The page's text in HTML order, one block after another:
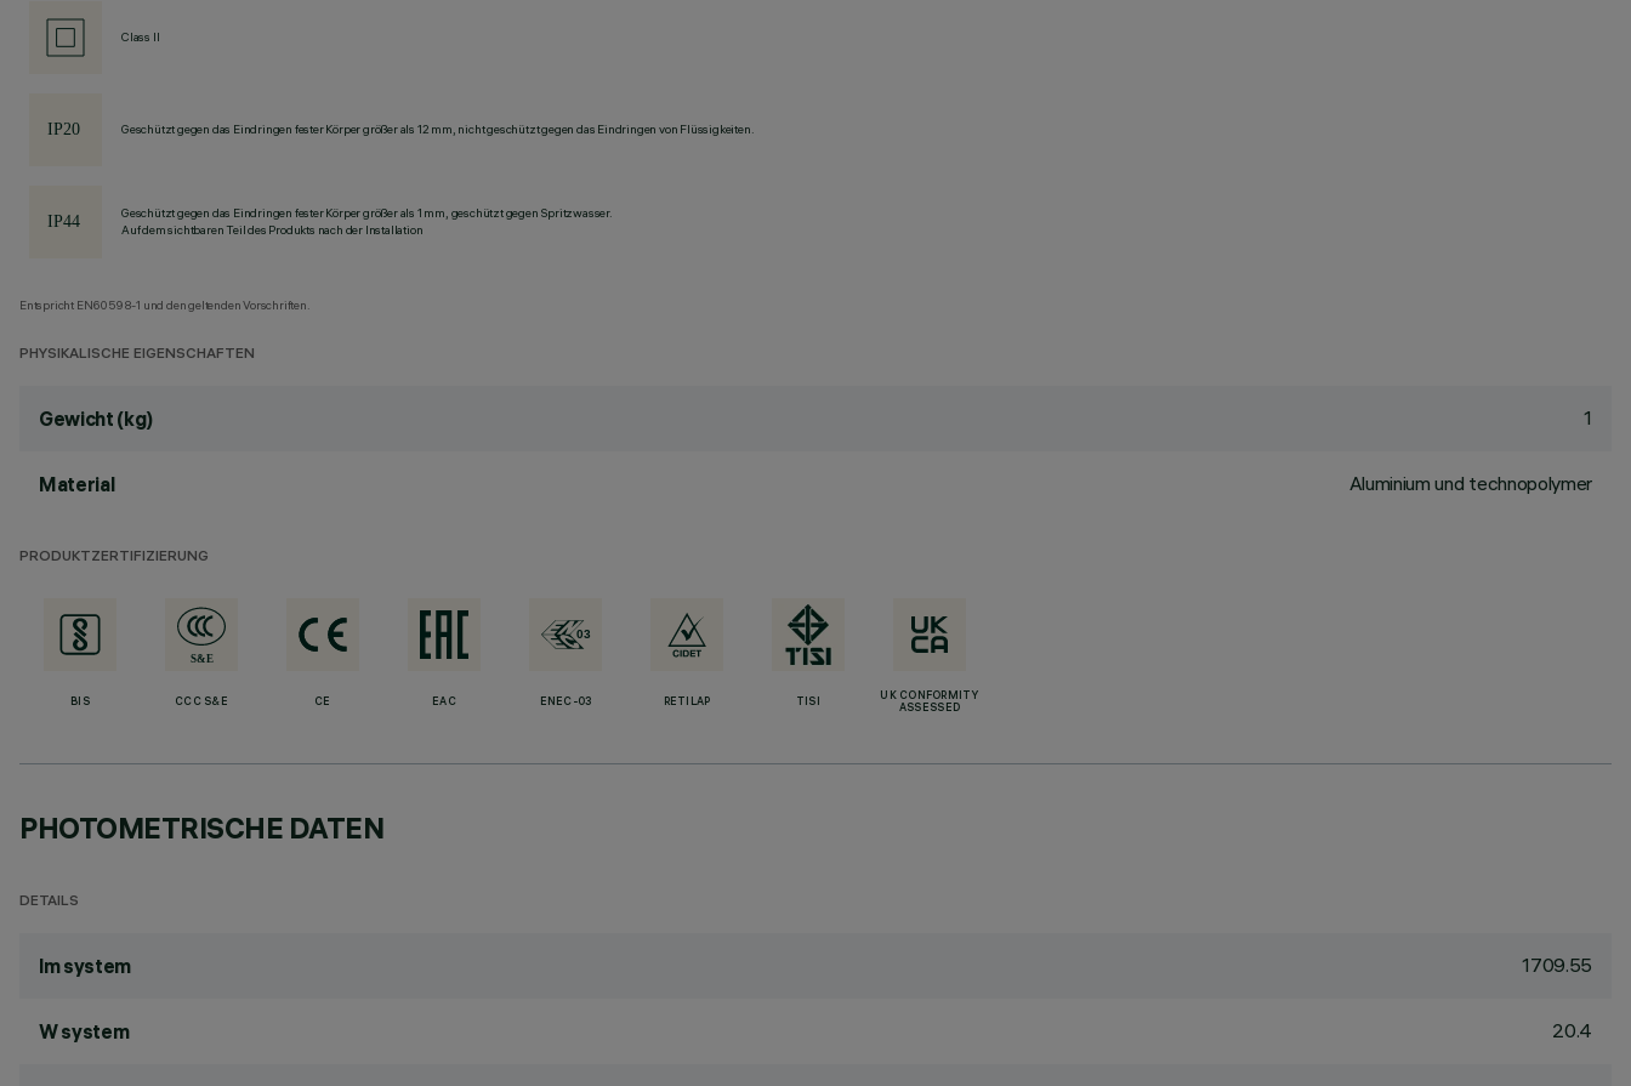
Class II
Geschützt gegen das Eindringen fester Körper größer als 12 mm, nicht geschützt gegen das Eindringen von Flüssigkeiten.
Geschützt gegen das Eindringen fester Körper größer als 1 mm, geschützt gegen Spritzwasser.
Auf dem sichtbaren Teil des Produkts nach der Installation
Entspricht EN60598-1 und den geltenden Vorschriften.
PHYSIKALISCHE EIGENSCHAFTEN
Gewicht (kg) 1
Material Aluminium und technopolymer
PRODUKTZERTIFIZIERUNG
BIS CCC S&E CE EAC ENEC-03 RETILAP TISI
UK CONFORMITY
ASSESSED
PHOTOMETRISCHE DATEN
DETAILS
lm system 1709.55
W system 20.4